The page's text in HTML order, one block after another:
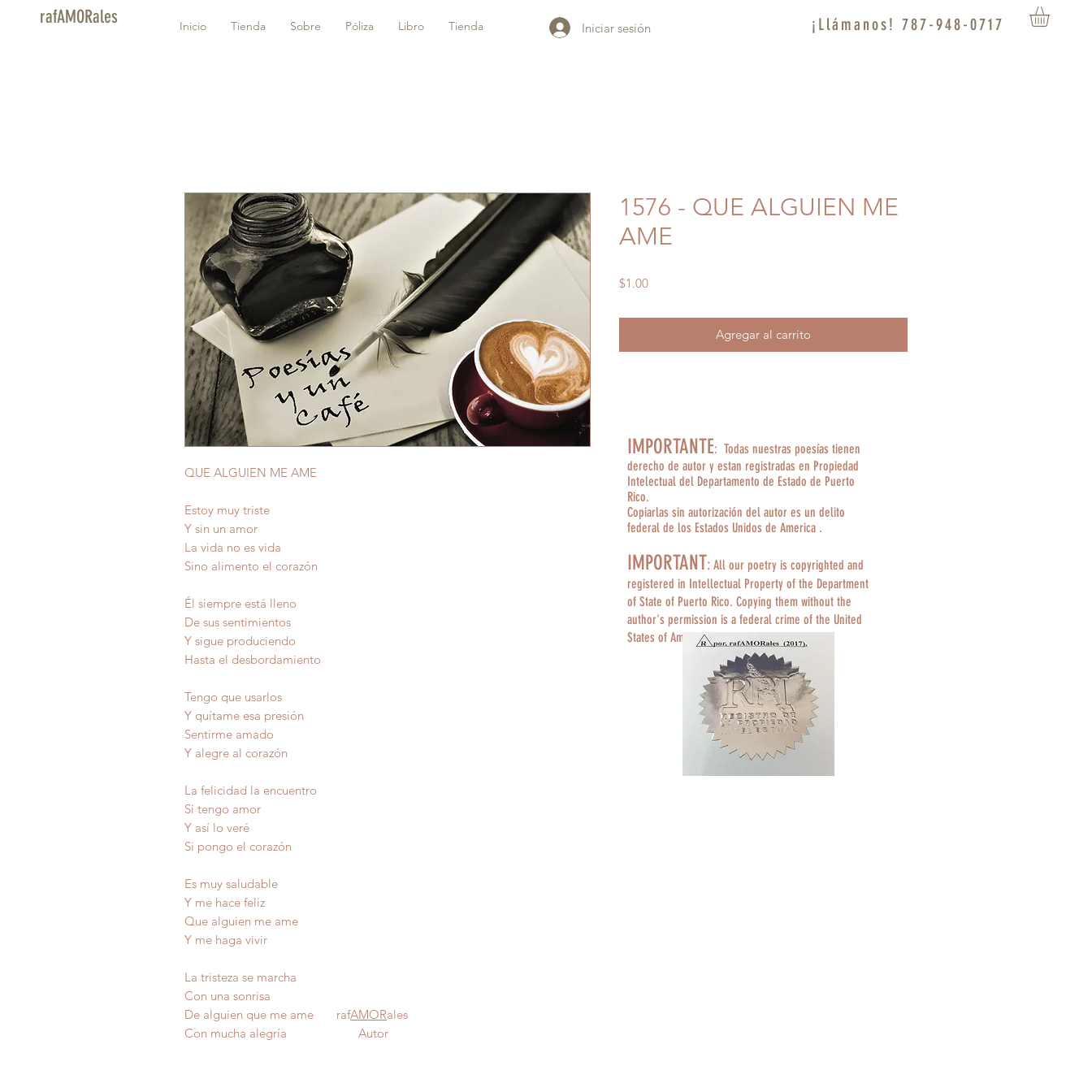
rafAMORales Inicio Tienda Sobre Póliza Libro Tienda Iniciar sesión ¡Llámanos! 787-948-0717
QUE ALGUIEN ME AME
Estoy muy triste
Y sin un amor
La vida no es vida
Sino alimento el corazón
Él siempre está lleno
De sus sentimientos
Y sigue produciendo
Hasta el desbordamiento
Tengo que usarlos
Y quítame esa presión
Sentirme amado
Y alegre al corazón
La felicidad la encuentro
Si tengo amor
Y así lo veré
Si pongo el corazón
Es muy saludable
Y me hace feliz
Que alguien me ame
Y me haga vivir
La tristeza se marcha
Con una sonrisa
De alguien que me ame rafAMORales
Con mucha alegría Autor
1576 - QUE ALGUIEN ME
AME
$1.00Precio
Agregar al carrito
IMPORTANTE: Todas nuestras poesías tienen
derecho de autor y estan registradas en Propiedad
Intelectual del Departamento de Estado de Puerto
Rico.
Copiarlas sin autorización del autor es un delito
federal de los Estados Unidos de America .
IMPORTANT: All our poetry is copyrighted and
registered in Intellectual Property of the Department
of State of Puerto Rico. Copying them without the
author's permission is a federal crime of the United
States of America.